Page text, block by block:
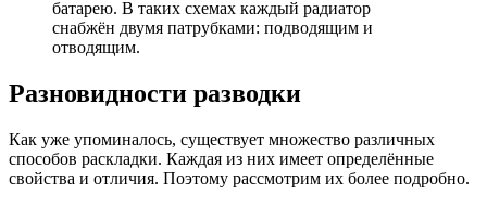
батарею. В таких схемах каждый радиатор
снабжён двумя патрубками: подводящим и
отводящим.
Разновидности разводки
Как уже упоминалось, существует множество различных
способов раскладки. Каждая из них имеет определённые
свойства и отличия. Поэтому рассмотрим их более подробно.